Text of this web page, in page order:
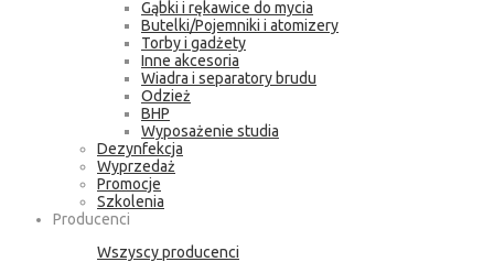
Gąbki i rękawice do mycia
Butelki/Pojemniki i atomizery
Torby i gadżety
Inne akcesoria
Wiadra i separatory brudu
Odzież
BHP
Wyposażenie studia
Dezynfekcja
Wyprzedaż
Promocje
Szkolenia
Producenci
Wszyscy producenci